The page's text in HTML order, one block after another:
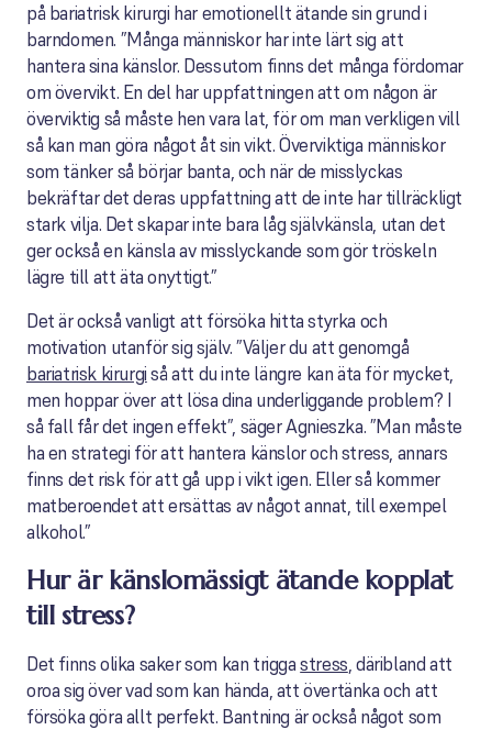
på bariatrisk kirurgi har emotionellt ätande sin grund i
barndomen. ”Många människor har inte lärt sig att
hantera sina känslor. Dessutom finns det många fördomar
om övervikt. En del har uppfattningen att om någon är
överviktig så måste hen vara lat, för om man verkligen vill
så kan man göra något åt sin vikt. Överviktiga människor
som tänker så börjar banta, och när de misslyckas
bekräftar det deras uppfattning att de inte har tillräckligt
stark vilja. Det skapar inte bara låg självkänsla, utan det
ger också en känsla av misslyckande som gör tröskeln
lägre till att äta onyttigt.”
Det är också vanligt att försöka hitta styrka och
motivation utanför sig själv. ”Väljer du att genomgå
bariatrisk kirurgiså att du inte längre kan äta för mycket,
men hoppar över att lösa dina underliggande problem? I
så fall får det ingen effekt”, säger Agnieszka. ”Man måste
ha en strategi för att hantera känslor och stress, annars
finns det risk för att gå upp i vikt igen. Eller så kommer
matberoendet att ersättas av något annat, till exempel
alkohol.”
Hur är känslomässigt ätande kopplat
till stress?
Det finns olika saker som kan triggastress, däribland att
oroa sig över vad som kan hända, att övertänka och att
försöka göra allt perfekt. Bantning är också något som